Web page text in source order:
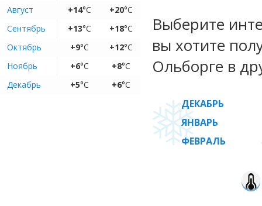
Август
+14°C +20°C
Сентябрь
+13°C +18°C
Октябрь
+9°C +12°C
Ноябрь
+6°C +8°C
Декабрь
+5°C +6°C
Выберите
вы хотите
Ольборге в
ДЕКАБРЬ
ЯНВАРЬ
ФЕВРАЛЬ